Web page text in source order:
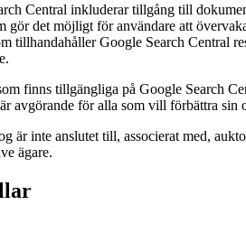
Central inkluderar tillgång till
gör det möjligt för användare att
tillhandahåller Google Search Central
finns tillgängliga på Google Search
avgörande för alla som vill förbättra
är inte anslutet till, associerat med,
ägare.